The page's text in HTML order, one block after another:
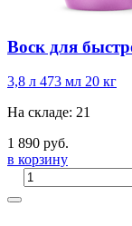
Воск для
3,8 л 473 мл 20 кг
На складе: 21
1 890 руб.
в корзину